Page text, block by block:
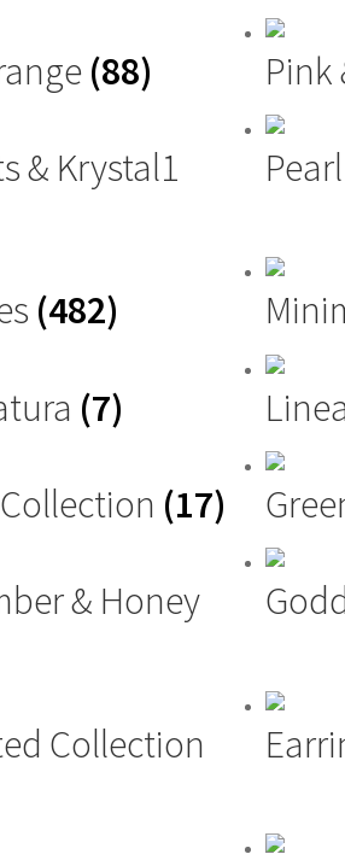
(88) Pink
& Krystal1
(482)
(7)
(17)
& Honey
Collection